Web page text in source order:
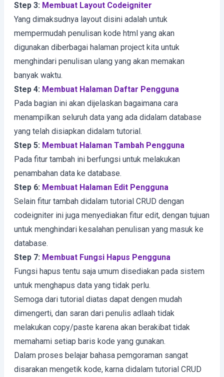
Step 3: Membuat Layout Codeigniter
Yang dimaksudnya layout disini adalah untuk
mempermudah penulisan kode html yang akan
digunakan diberbagai halaman project kita untuk
menghindari penulisan ulang yang akan memakan
banyak waktu.
Step 4: Membuat Halaman Daftar Pengguna
Pada bagian ini akan dijelaskan bagaimana cara
menampilkan seluruh data yang ada didalam database
yang telah disiapkan didalam tutorial.
Step 5: Membuat Halaman Tambah Pengguna
Pada fitur tambah ini berfungsi untuk melakukan
penambahan data ke database.
Step 6: Membuat Halaman Edit Pengguna
Selain fitur tambah didalam tutorial CRUD dengan
codeigniter ini juga menyediakan fitur edit, dengan tujuan
untuk menghindari kesalahan penulisan yang masuk ke
database.
Step 7: Membuat Fungsi Hapus Pengguna
Fungsi hapus tentu saja umum disediakan pada sistem
untuk menghapus data yang tidak perlu.
Semoga dari tutorial diatas dapat dengen mudah
dimengerti, dan saran dari penulis adlaah tidak
melakukan copy/paste karena akan berakibat tidak
memahami setiap baris kode yang gunakan.
Dalam proses belajar bahasa pemgoraman sangat
disarakan mengetik kode, karna didalam tutorial CRUD